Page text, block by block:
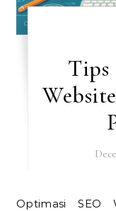
Tips
Optimasi SEO Website adalah proses untuk